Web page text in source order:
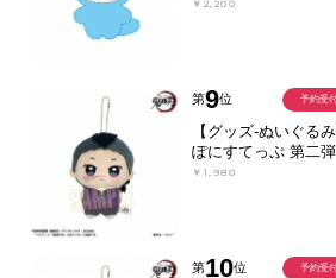
￥2,200
第9位
【グッズ-ぬいぐる
ぽにすてっぷ 第二
￥1,980
予約受
第10位 予約受